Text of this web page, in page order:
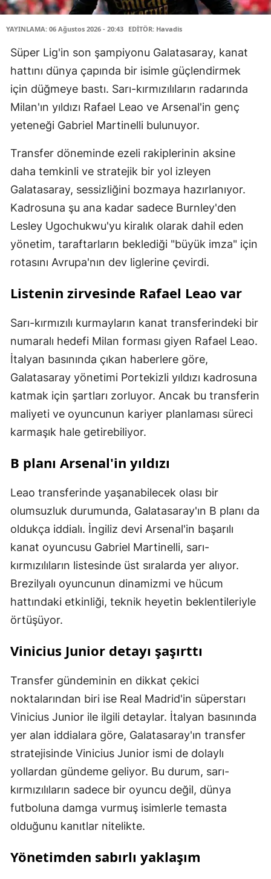
YAYINLAMA: 06 Ağustos 2026 - 20:43 EDİTÖR: Havadis
Süper Lig'in son şampiyonu Galatasaray, kanat
hattını dünya çapında bir isimle güçlendirmek
için düğmeye bastı. Sarı-kırmızılıların radarında
Milan'ın yıldızı Rafael Leao ve Arsenal'in genç
yeteneği Gabriel Martinelli bulunuyor.
Transfer döneminde ezeli rakiplerinin aksine
daha temkinli ve stratejik bir yol izleyen
Galatasaray, sessizliğini bozmaya hazırlanıyor.
Kadrosuna şu ana kadar sadece Burnley'den
Lesley Ugochukwu'yu kiralık olarak dahil eden
yönetim, taraftarların beklediği "büyük imza" için
rotasını Avrupa'nın dev liglerine çevirdi.
Listenin zirvesinde Rafael Leao var
Sarı-kırmızılı kurmayların kanat transferindeki bir
numaralı hedefi Milan forması giyen Rafael Leao.
İtalyan basınında çıkan haberlere göre,
Galatasaray yönetimi Portekizli yıldızı kadrosuna
katmak için şartları zorluyor. Ancak bu transferin
maliyeti ve oyuncunun kariyer planlaması süreci
karmaşık hale getirebiliyor.
B planı Arsenal'in yıldızı
Leao transferinde yaşanabilecek olası bir
olumsuzluk durumunda, Galatasaray'ın B planı da
oldukça iddialı. İngiliz devi Arsenal'in başarılı
kanat oyuncusu Gabriel Martinelli, sarı-
kırmızılıların listesinde üst sıralarda yer alıyor.
Brezilyalı oyuncunun dinamizmi ve hücum
hattındaki etkinliği, teknik heyetin beklentileriyle
örtüşüyor.
Vinicius Junior detayı şaşırttı
Transfer gündeminin en dikkat çekici
noktalarından biri ise Real Madrid'in süperstarı
Vinicius Junior ile ilgili detaylar. İtalyan basınında
yer alan iddialara göre, Galatasaray'ın transfer
stratejisinde Vinicius Junior ismi de dolaylı
yollardan gündeme geliyor. Bu durum, sarı-
kırmızılıların sadece bir oyuncu değil, dünya
futboluna damga vurmuş isimlerle temasta
olduğunu kanıtlar nitelikte.
Yönetimden sabırlı yaklaşım